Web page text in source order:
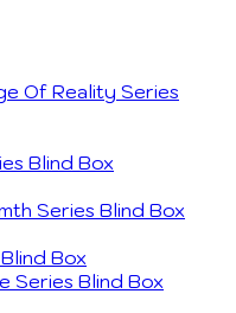
Of Reality Series
Blind Box
Series Blind Box
Box
Series Blind Box